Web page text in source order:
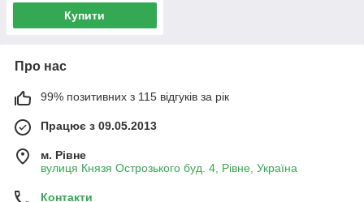
Купити
Про нас
99% позитивних з 115 відгуків за рік
Працює з 09.05.2013
м. Рівне
вулиця Князя Острозького буд. 4, Рівне, Україна
Контакти